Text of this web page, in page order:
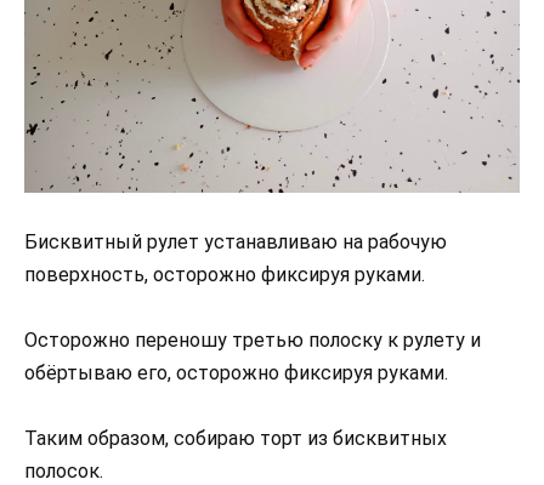
Бисквитный рулет устанавливаю на рабочую
поверхность, осторожно фиксируя руками.
Осторожно переношу третью полоску к рулету и
обёртываю его, осторожно фиксируя руками.
Таким образом, собираю торт из бисквитных
полосок.